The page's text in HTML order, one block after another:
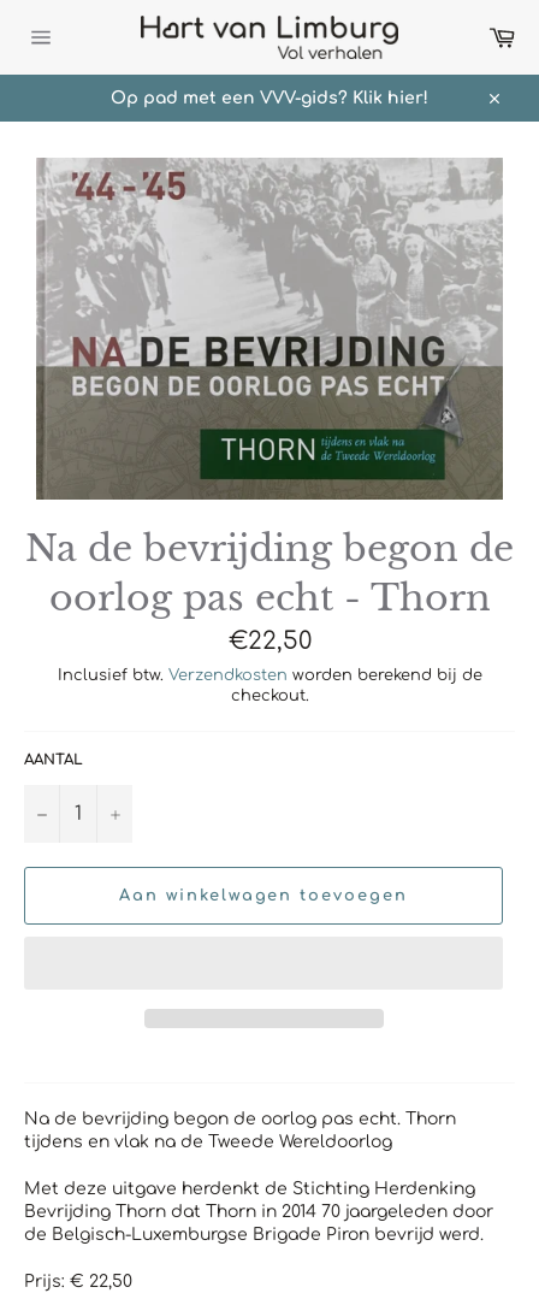
naar
content
Op pad met een VVV-gids? Klik hier!
Na de bevrijding begon de
oorlog pas echt - Thorn
Normale
prijs
€22,50
Inclusief btw. Verzendkosten worden berekend bij de
checkout.
AANTAL
− +
Aan winkelwagen toevoegen
Na de bevrijding begon de oorlog pas echt. Thorn
tijdens en vlak na de Tweede Wereldoorlog
Met deze uitgave herdenkt de Stichting Herdenking
Bevrijding Thorn dat Thorn in 2014 70 jaargeleden door
de Belgisch-Luxemburgse Brigade Piron bevrijd werd.
Prijs: € 22,50